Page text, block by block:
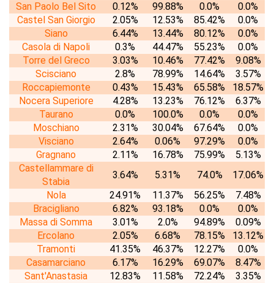
San Paolo Bel Sito
0.12% 99.88% 0.0%
0.0%
Castel San Giorgio
2.05% 12.53% 85.42%
0.0%
Siano
6.44% 13.44% 80.12%
0.0%
Casola di Napoli
0.3% 44.47% 55.23%
0.0%
Torre del Greco
3.03% 10.46% 77.42%
9.08%
Scisciano
2.8% 78.99% 14.64%
3.57%
Roccapiemonte
0.43% 15.43% 65.58%
18.57%
Nocera Superiore
4.28% 13.23% 76.12%
6.37%
Taurano
0.0% 100.0% 0.0%
0.0%
Moschiano
2.31% 30.04% 67.64%
0.0%
Visciano
2.64% 0.06% 97.29%
0.0%
Gragnano
2.11% 16.78% 75.99%
5.13%
Castellammare di
Stabia
3.64% 5.31% 74.0%
17.06%
Nola
24.91% 11.37% 56.25%
7.48%
Bracigliano
6.82% 93.18% 0.0%
0.0%
Massa di Somma
3.01% 2.0% 94.89%
0.09%
Ercolano
2.05% 6.68% 78.15%
13.12%
Tramonti
41.35% 46.37% 12.27%
0.0%
Casamarciano
6.17% 16.29% 69.07%
8.47%
Sant'Anastasia
12.83% 11.58% 72.24%
3.35%